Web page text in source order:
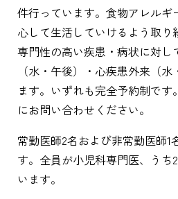
件行っています。食物アレルギ
心して生活していけるよう取り
専門性の高い疾患・病状に対し
（水・午後）・心疾患外来（
ます。いずれも完全予約制で
にお問い合わせください。
常勤医師2名および非常勤医師1
す。全員が小児科専門医、うち
います。